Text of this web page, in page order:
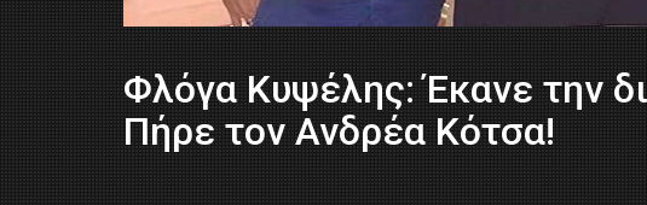
Φλόγα Κυψέλης: Έκανε την
Πήρε τον Ανδρέα Κότσα!